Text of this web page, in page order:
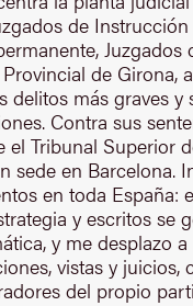
de
Juzgados
de Girona,
delitos más graves y
Contra sus
el Tribunal Superior
sede en Barcelona.
en toda España:
y escritos se
y me desplazo
vistas y juicios,
del propio